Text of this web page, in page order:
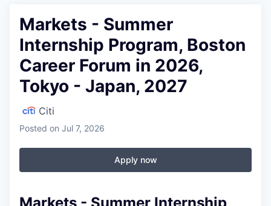
Markets - Summer
Internship Program, Boston
Career Forum in 2026,
Tokyo - Japan, 2027
Citi
Posted on Jul 7, 2026
Apply now